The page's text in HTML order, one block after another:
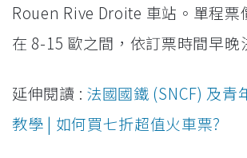
Rouen Rive Droite 車站。單程票
在 8-15 歐之間，依訂票時間早晚
延伸閱讀 : 法國國鐵 (SNCF) 及青
教學 | 如何買七折超值火車票?